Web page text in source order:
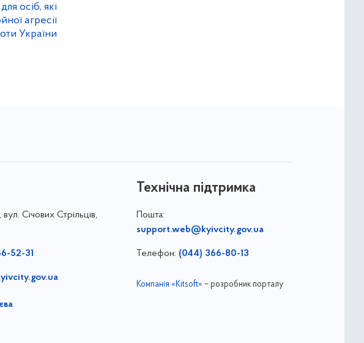
осіб, які
агресії
України
Січових Стрільців,
52-31
Технічна підтримка
Пошта:
support.web@kyivcity.gov.ua
Телефон: (044) 366-80-13
Компанія «Kitsoft» – розробник порталу